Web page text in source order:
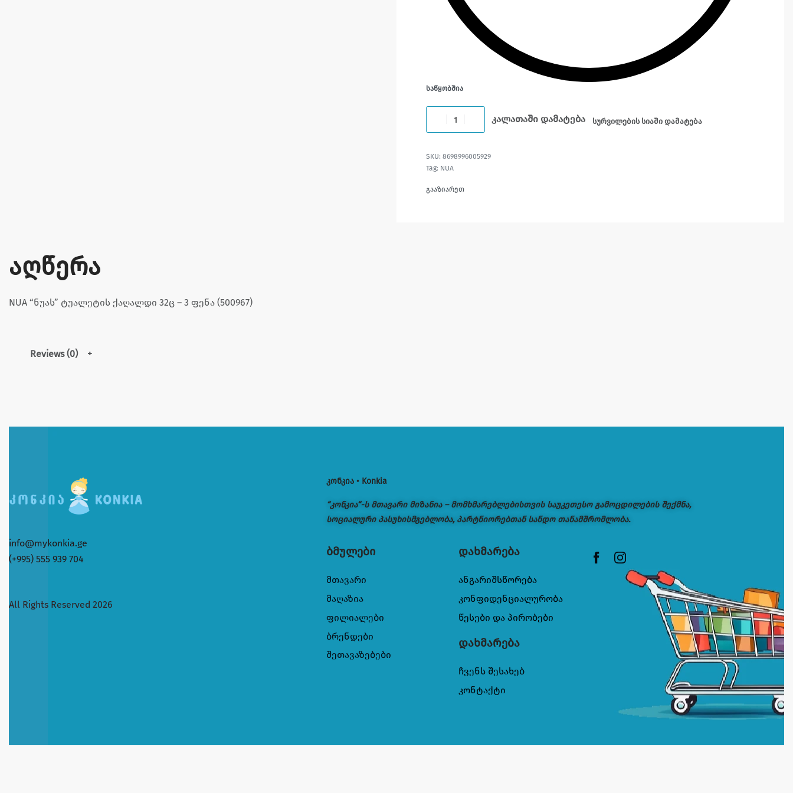
ᲡᲐᲬᲧᲝᲑᲨᲘᲐ
კალათაში დამატება სურვილების სიაში დამატება
8698996005929
Tag: NUA
გააზიარეთ
აღწერა
NUA “ნუას” ტუალეტის ქაღალდი 32ც – 3 ფენა (500967)
Reviews (0)
info@mykonkia.ge
(+995) 555 939 704
All Rights Reserved 2026
კონკია • Konkia
“კონკია“-ს მთავარი მიზანია – მომხმარებლებისთვის საუკეთესო გამოცდილების შექმნა,
სოციალური პასუხისმგებლობა, პარტნიორებთან სანდო თანამშრომლობა.
ბმულები
მთავარი
მაღაზია
ფილიალები
ბრენდები
შეთავაზებები
დახმარება
ანგარიშსწორება
კონფიდენციალურობა
წესები და პირობები
დახმარება
ჩვენს შესახებ
კონტაქტი